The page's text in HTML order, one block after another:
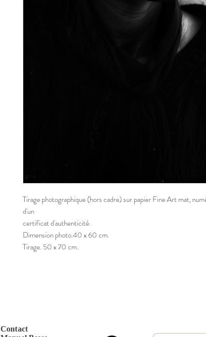
Tirage photographique (hors cadre) sur papier Fine Art mat,
d'un
certificat d'authenticité.
Dimension photo.40 x 60 cm.
Tirage. 50 x 70 cm.
Contact